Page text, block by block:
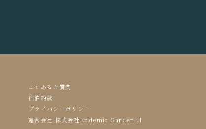
よくあるご質問
宿泊約款
プライバシーポリシー
運営会社 株式会社Endemic Garden H